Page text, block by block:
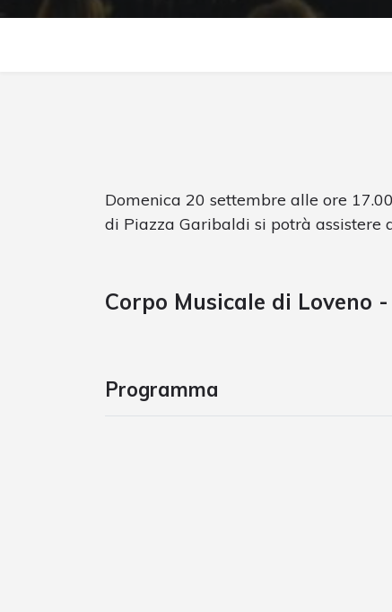
Domenica 20 settembre alle ore
di Piazza Garibaldi si potrà assistere
Corpo Musicale di Loveno
Programma